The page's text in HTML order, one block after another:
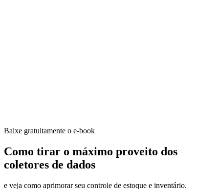
Baixe gratuitamente o e-book
Como tirar o máximo proveito dos
coletores de dados
e veja como aprimorar seu controle de estoque e inventário.